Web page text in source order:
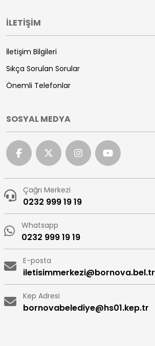
İLETİŞİM
İletişim Bilgileri
Sıkça Sorulan Sorular
Önemli Telefonlar
SOSYAL MEDYA
Çağrı Merkezi
0232 999 19 19
Whatsapp
0232 999 19 19
E-posta
iletisimmerkezi@bornova.bel.tr
Kep Adresi
bornovabelediye@hs01.kep.tr